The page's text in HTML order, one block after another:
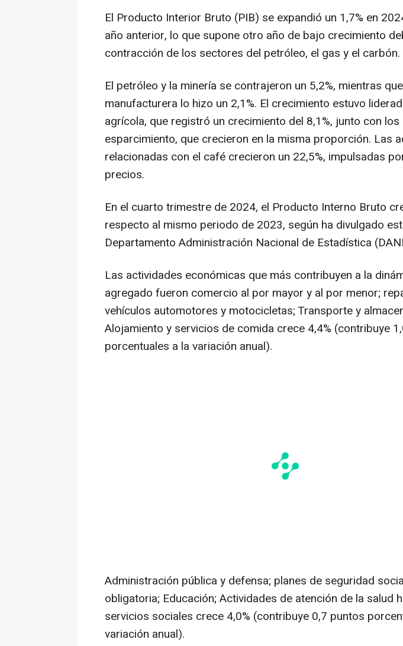
El Producto Interior Bruto (PIB) se expandió un 1,7% en
año anterior, lo que supone otro año de bajo crecimiento
contracción de los sectores del petróleo, el gas y el carbón.
El petróleo y la minería se contrajeron un 5,2%, mientras
manufacturera lo hizo un 2,1%. El crecimiento estuvo
agrícola, que registró un crecimiento del 8,1%, junto con
esparcimiento, que crecieron en la misma proporción. Las
relacionadas con el café crecieron un 22,5%, impulsadas
precios.
En el cuarto trimestre de 2024, el Producto Interno Bruto
respecto al mismo periodo de 2023, según ha divulgado
Departamento Administración Nacional de Estadística
Las actividades económicas que más contribuyen a la
agregado fueron comercio al por mayor y al por menor;
vehículos automotores y motocicletas; Transporte y
Alojamiento y servicios de comida crece 4,4% (contribuye
porcentuales a la variación anual).
Administración pública y defensa; planes de seguridad
obligatoria; Educación; Actividades de atención de la salud
servicios sociales crece 4,0% (contribuye 0,7 puntos
variación anual).